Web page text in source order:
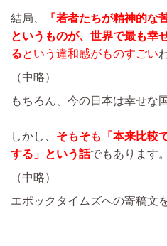
結局、
「若者たちが精神的な
というものが、世界で最も幸
るという違和感がものすごい
（中略）
もちろん、今の日本は幸せな
しかし、 そもそも「本来比較
する」という話でもあります。
（中略）
エポックタイムズへの寄稿文